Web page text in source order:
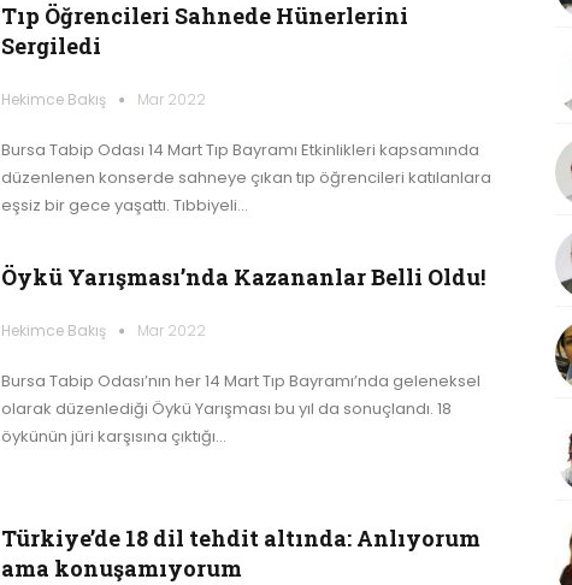
Tıp Öğrencileri Sahnede Hünerlerini
Sergiledi
Hekimce Bakış Mar 2022
Bursa Tabip Odası 14 Mart Tıp Bayramı Etkinlikleri kapsamında
düzenlenen konserde sahneye çıkan tıp öğrencileri katılanlara
eşsiz bir gece yaşattı. Tıbbiyeli…
Öykü Yarışması’nda Kazananlar Belli Oldu!
Hekimce Bakış Mar 2022
Bursa Tabip Odası’nın her 14 Mart Tıp Bayramı’nda geleneksel
olarak düzenlediği Öykü Yarışması bu yıl da sonuçlandı. 18
öykünün jüri karşısına çıktığı…
Türkiye’de 18 dil tehdit altında: Anlıyorum
ama konuşamıyorum